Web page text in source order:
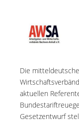
Die
aktuellen
Gesetzentwurf